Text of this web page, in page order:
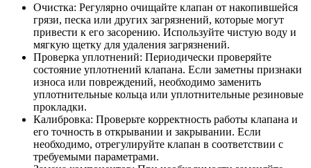
Очистка: Регулярно очищайте клапан от накопившейся
грязи, песка или других загрязнений, которые могут
привести к его засорению. Используйте чистую воду и
мягкую щетку для удаления загрязнений.
Проверка уплотнений: Периодически проверяйте
состояние уплотнений клапана. Если заметны признаки
износа или повреждений, необходимо заменить
уплотнительные кольца или уплотнительные резиновые
прокладки.
Калибровка: Проверьте корректность работы клапана и
его точность в открывании и закрывании. Если
необходимо, отрегулируйте клапан в соответствии с
требуемыми параметрами.